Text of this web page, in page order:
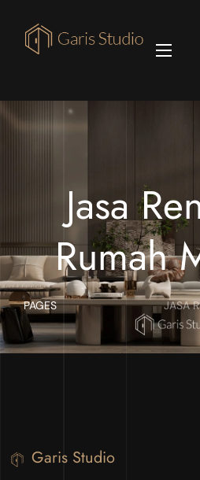
Jasa
Rumah
PAGES JASA
Garis Studio